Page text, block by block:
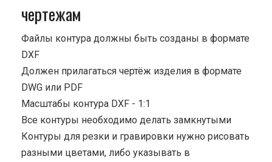
чертежам
Файлы контура должны быть созданы в формате
DXF
Должен прилагаться чертёж изделия в формате
DWG или PDF
Масштабы контура DXF - 1:1
Все контуры необходимо делать замкнутыми
Контуры для резки и гравировки нужно рисовать
разными цветами, либо указывать в